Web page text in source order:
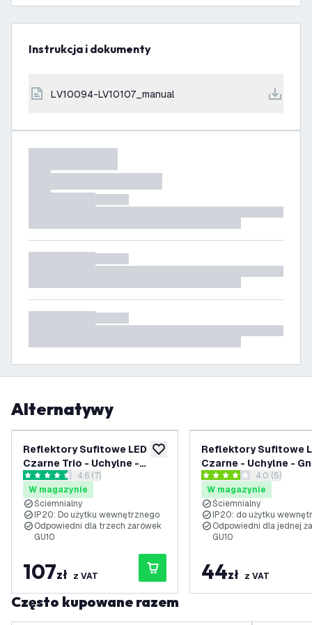
Instrukcja i dokumenty
LV10094-LV10107_manual
Alternatywy
dodaj do listy życzeń
Reflektory Sufitowe LED
Czarne Trio - Uchylne -
Gniazdo GU10otwórz panel recenzji
4.6 Gwiazdki oceny
4.6 (7)
W magazynie
Ściemnialny
IP20: Do użytku wewnętrznego
Odpowiedni dla trzech żarówek
GU10
107zł z VAT
Reflektory Sufitowe
Czarne - Uchylne -
GU10
otwórz
4 Gwiazdki oceny
4.0 (5)
W magazynie
Ściemnialny
IP20: do użytku
Odpowiedni dla jednej
GU10
44zł z VAT
Często kupowane razem